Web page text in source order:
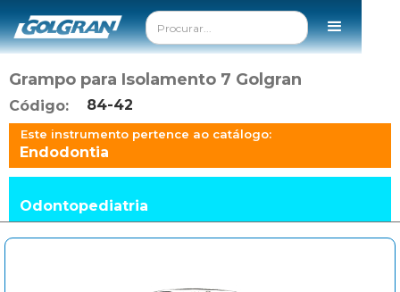
Grampo para Isolamento 7 Golgran
Código: 84-42
Este instrumento pertence ao catálogo:
Endodontia
Odontopediatria